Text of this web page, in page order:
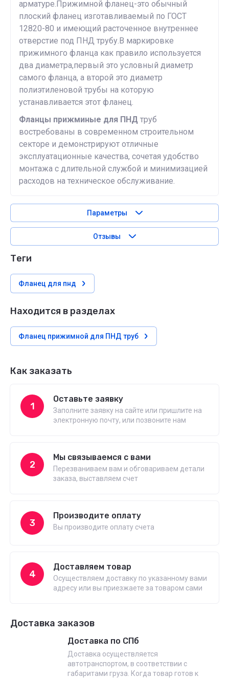
арматуре.Прижимной фланец-это обычный
плоский фланец изготавливаемый по ГОСТ
12820-80 и имеющий расточенное внутреннее
отверстие под ПНД трубу.В маркировке
прижимного фланца как правило используется
два диаметра,первый это условный диаметр
самого фланца, а второй это диаметр
полиэтиленовой трубы на которую
устанавливается этот фланец.
Фланцы прижминые для ПНД труб
востребованы в современном строительном
секторе и демонстрируют отличные
эксплуатационные качества, сочетая удобство
монтажа с длительной службой и минимизацией
расходов на техническое обслуживание.
Параметры
Отзывы
теги
Фланец для пнд
Находится в разделах
Фланец прижимной для ПНД труб
Как заказать
1
Оставьте заявку
Заполните заявку на сайте или пришлите на
электронную почту, или позвоните нам
2
Мы связываемся с вами
Перезваниваем вам и обговариваем детали
заказа, выставляем счет
3
Производите оплату
Вы производите оплату счета
4
Доставляем товар
Осуществляем доставку по указанному вами
адресу или вы приезжаете за товаром сами
Доставка заказов
Доставка по СПб
Доставка осуществляется
автотранспортом, в соответствии с
габаритами груза. Когда товар готов к